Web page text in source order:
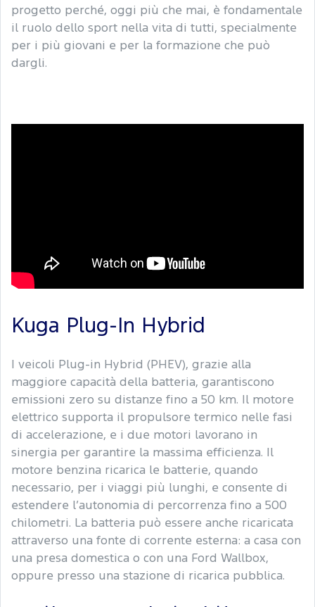
progetto perché, oggi più che mai, è fondamentale
il ruolo dello sport nella vita di tutti, specialmente
per i più giovani e per la formazione che può
dargli.
Kuga Plug-In Hybrid
I veicoli Plug-in Hybrid (PHEV), grazie alla
maggiore capacità della batteria, garantiscono
emissioni zero su distanze fino a 50 km. Il motore
elettrico supporta il propulsore termico nelle fasi
di accelerazione, e i due motori lavorano in
sinergia per garantire la massima efficienza. Il
motore benzina ricarica le batterie, quando
necessario, per i viaggi più lunghi, e consente di
estendere l’autonomia di percorrenza fino a 500
chilometri. La batteria può essere anche ricaricata
attraverso una fonte di corrente esterna: a casa con
una presa domestica o con una Ford Wallbox,
oppure presso una stazione di ricarica pubblica.